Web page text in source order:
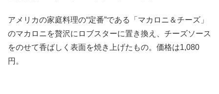
アメリカの家庭料理の“定番”である「マカロニ＆チーズ」
のマカロニを贅沢にロブスターに置き換え、チーズソース
をのせて香ばしく表面を焼き上げたもの。価格は1,080
円。